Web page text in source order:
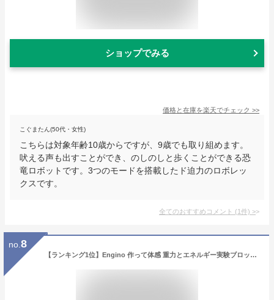
ショップでみる
価格と在庫を楽天でチェック >>
こぐまたん(50代・女性)
こちらは対象年齢10歳からですが、9歳でも取り組めます。
吠える声も出すことができ、のしのしと歩くことができる恐
竜ロボットです。3つのモードを搭載したド迫力のロボレッ
クスです。
全てのおすすめコメント (1件) >
no. 8
【ランキング1位】Engino 作って体感 重力とエネルギー実験ブロック 知育玩具 9歳以上 組み立ておもちゃ 8つの模型 非認知能力 エンジニアリング 重力 遠心力 運動 工作キット 脳トレ STEAMトイ 10歳 11歳 12歳 入学祝い 入学準備 新入学